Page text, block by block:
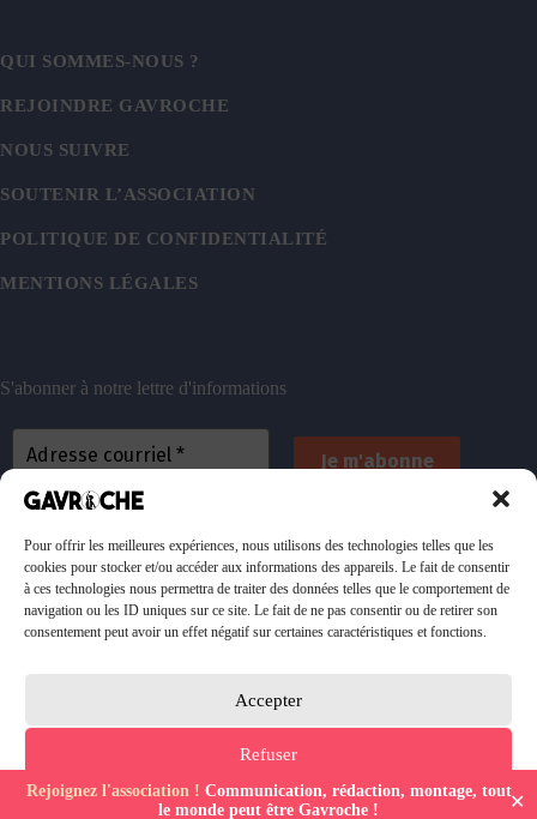
Rejoignez l'association ! Communication, rédaction, montage, tout
le monde peut être Gavroche !
✕
Pour offrir les meilleures expériences, nous utilisons des technologies telles que les
cookies pour stocker et/ou accéder aux informations des appareils. Le fait de consentir
à ces technologies nous permettra de traiter des données telles que le comportement de
navigation ou les ID uniques sur ce site. Le fait de ne pas consentir ou de retirer son
consentement peut avoir un effet négatif sur certaines caractéristiques et fonctions.
Accepter
Refuser
Politique de confidentialitéPolitique de confidentialité Mentions Légales
QUI SOMMES-NOUS ?
REJOINDRE GAVROCHE
NOUS SUIVRE
SOUTENIR L’ASSOCIATION
POLITIQUE DE CONFIDENTIALITÉ
MENTIONS LÉGALES
S'abonner à notre lettre d'informations
emails. Vous pouvez vous désinscrire à tout
moment. Consulteznotre politique de confidentialité
pour plus d’informations.
Faire un don à l'association